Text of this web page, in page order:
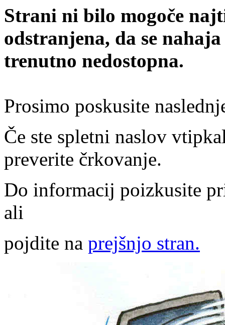
Strani ni bilo mogoče
odstranjena, da se
trenutno nedostopna.
Prosimo poskusite
Če ste spletni naslov
preverite črkovanje.
Do informacij poizkusite
ali
pojdite na prejšnjo stran.